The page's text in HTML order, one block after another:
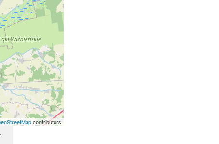
contributors